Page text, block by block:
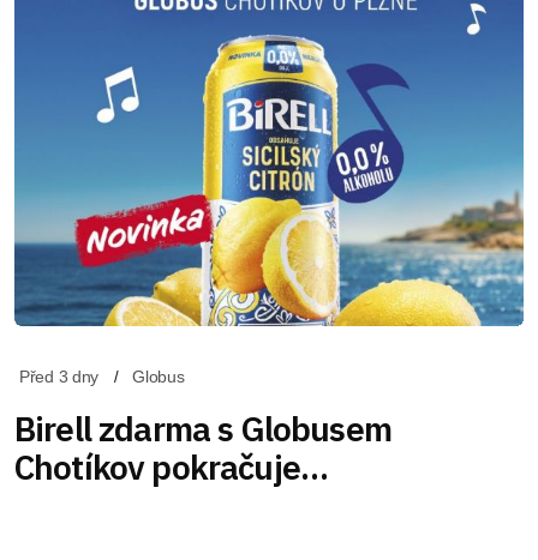
Před 3 dny Globus
Birell zdarma s Globusem
Chotíkov pokračuje…